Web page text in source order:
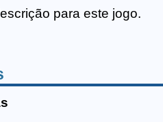
para este jogo.